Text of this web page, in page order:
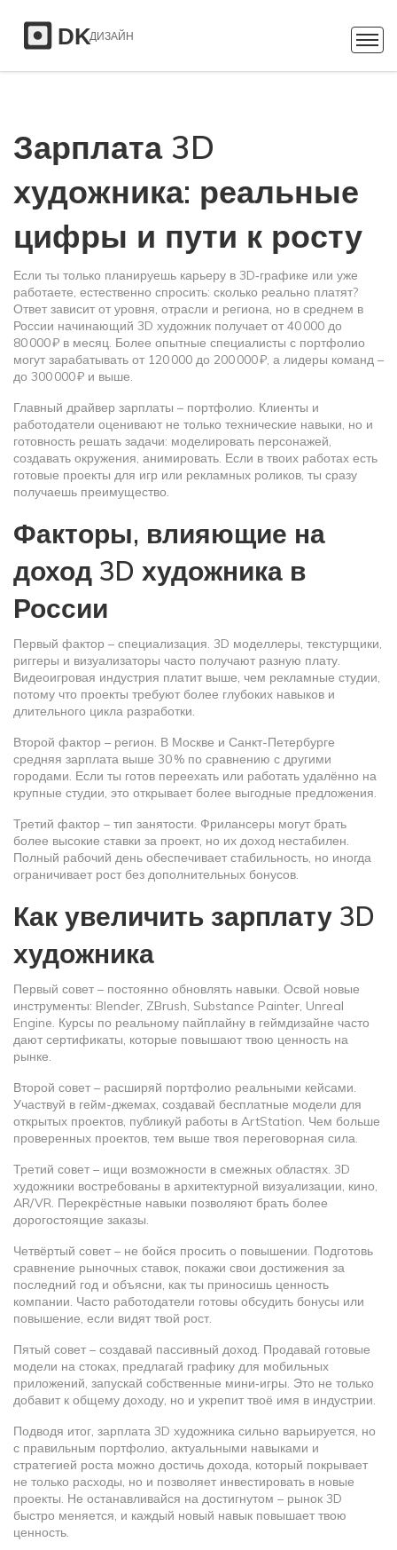
Зарплата 3D
художника: реальные
цифры и пути к росту
Если ты только планируешь карьеру в 3D‑графике или уже
работаете, естественно спросить: сколько реально платят?
Ответ зависит от уровня, отрасли и региона, но в среднем в
России начинающий 3D художник получает от 40 000 до
80 000 ₽ в месяц. Более опытные специалисты с портфолио
могут зарабатывать от 120 000 до 200 000 ₽, а лидеры команд –
до 300 000 ₽ и выше.
Главный драйвер зарплаты – портфолио. Клиенты и
работодатели оценивают не только технические навыки, но и
готовность решать задачи: моделировать персонажей,
создавать окружения, анимировать. Если в твоих работах есть
готовые проекты для игр или рекламных роликов, ты сразу
получаешь преимущество.
Факторы, влияющие на
доход 3D художника в
России
Первый фактор – специализация. 3D моделлеры, текстурщики,
риггеры и визуализаторы часто получают разную плату.
Видеоигровая индустрия платит выше, чем рекламные студии,
потому что проекты требуют более глубоких навыков и
длительного цикла разработки.
Второй фактор – регион. В Москве и Санкт-Петербурге
средняя зарплата выше 30 % по сравнению с другими
городами. Если ты готов переехать или работать удалённо на
крупные студии, это открывает более выгодные предложения.
Третий фактор – тип занятости. Фрилансеры могут брать
более высокие ставки за проект, но их доход нестабилен.
Полный рабочий день обеспечивает стабильность, но иногда
ограничивает рост без дополнительных бонусов.
Как увеличить зарплату 3D
художника
Первый совет – постоянно обновлять навыки. Освой новые
инструменты: Blender, ZBrush, Substance Painter, Unreal
Engine. Курсы по реальному пайплайну в геймдизайне часто
дают сертификаты, которые повышают твою ценность на
рынке.
Второй совет – расширяй портфолио реальными кейсами.
Участвуй в гейм-джемах, создавай бесплатные модели для
открытых проектов, публикуй работы в ArtStation. Чем больше
проверенных проектов, тем выше твоя переговорная сила.
Третий совет – ищи возможности в смежных областях. 3D
художники востребованы в архитектурной визуализации, кино,
AR/VR. Перекрёстные навыки позволяют брать более
дорогостоящие заказы.
Четвёртый совет – не бойся просить о повышении. Подготовь
сравнение рыночных ставок, покажи свои достижения за
последний год и объясни, как ты приносишь ценность
компании. Часто работодатели готовы обсудить бонусы или
повышение, если видят твой рост.
Пятый совет – создавай пассивный доход. Продавай готовые
модели на стоках, предлагай графику для мобильных
приложений, запускай собственные мини‑игры. Это не только
добавит к общему доходу, но и укрепит твоё имя в индустрии.
Подводя итог, зарплата 3D художника сильно варьируется, но
с правильным портфолио, актуальными навыками и
стратегией роста можно достичь дохода, который покрывает
не только расходы, но и позволяет инвестировать в новые
проекты. Не останавливайся на достигнутом – рынок 3D
быстро меняется, и каждый новый навык повышает твою
ценность.